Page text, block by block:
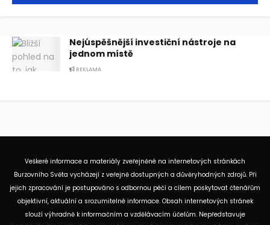
Nejúspěšnější investiční nástroje na
jednom místě
REKLAMA
Veškeré informace a materiály zveřejněné na internetových stránkách
Burzovního Světa vycházejí z veřejně dostupných a důvěryhodných zdrojů. Při
jejich zpracování je postupováno s odbornou péčí a cílem poskytovat čtenářům
objektivní, aktuální a srozumitelné informace. Obsah internetových stránek
slouží výhradně k informačním a vzdělávacím účelům. Nepředstavuje